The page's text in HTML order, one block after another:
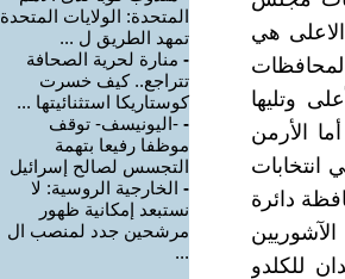
هي
لمحافظات
وتليها
الأرمن
كانت كل محافظة دائرة
للكلدو
المتحدة: الولايات المتحدة
تمهد الطريق ل ...
- منارة لحرية الصحافة
تتراجع.. كيف خسرت
كوستاريكا استثنائيتها ...
- -اليونيسف- توقف
موظفا رفيعا بتهمة
التجسس لصالح إسرائيل
- الخارجية الروسية: لا
نستبعد إمكانية ظهور
مرشحين جدد لمنصب ال
...